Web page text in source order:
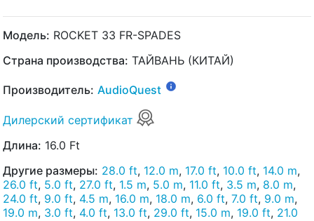
Модель: ROCKET 33 FR-SPADES
Страна производства: ТАЙВАНЬ (КИТАЙ)
Производитель: AudioQuest
Дилерский сертификат
Длина: 16.0 Ft
Другие размеры: 28.0 ft, 12.0 m, 17.0 ft, 10.0 ft, 14.0 m,
26.0 ft, 5.0 ft, 27.0 ft, 1.5 m, 5.0 m, 11.0 ft, 3.5 m, 8.0 m,
24.0 ft, 9.0 ft, 4.5 m, 16.0 m, 18.0 m, 6.0 ft, 7.0 ft, 9.0 m,
19.0 m, 3.0 ft, 4.0 ft, 13.0 ft, 29.0 ft, 15.0 m, 19.0 ft, 21.0